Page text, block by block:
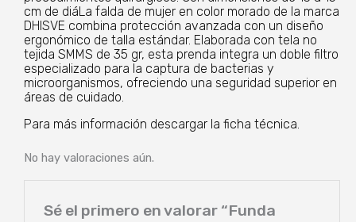
cm de diáLa falda de mujer en color morado de la marca
DHISVE combina protección avanzada con un diseño
ergonómico de talla estándar. Elaborada con tela no
tejida SMMS de 35 gr, esta prenda integra un doble filtro
especializado para la captura de bacterias y
microorganismos, ofreciendo una seguridad superior en
áreas de cuidado.
Para más información descargar la ficha técnica.
No hay valoraciones aún.
Sé el primero en valorar “Funda